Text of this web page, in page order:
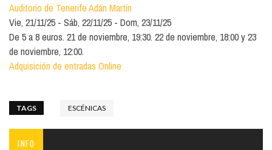
Auditorio de Tenerife Adán Martín
Vie, 21/11/25
Sáb, 22/11/25
Dom, 23/11/25
De 5 a 8 euros. 21 de noviembre, 19:30. 22 de noviembre, 18:00 y 23
de noviembre, 12:00.
Adquisición de entradas Online
TAGS ESCÉNICAS
INFO